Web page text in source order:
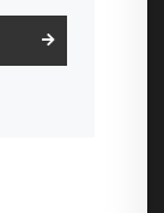
par
clauses de
collectées
sollicite la